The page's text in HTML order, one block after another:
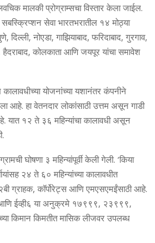
मालकी प्रोग्राम्सचा विस्तार केला जाईल.
सबस्क्रिप्शन सेवा भारतभरातील १४ मोठ्या
नोएडा, गाझियाबाद, फरिदाबाद, गुरगाव,
कोलकाता आणि जयपूर यांचा समावेश
कालावधीच्या योजनांच्या यशानंतर कंपनीने
आहे. हा वेतनदार लोकांसाठी उत्तम असून गाडी
यात १२ ते ३६ महिन्यांचा कालावधी असून
घोषणा ३ महिन्यांपूर्वी केली गेली. ‘किया
२४ ते ६० महिन्यांच्या कालावधीत
ग्राहक, कॉर्पोरेट्स आणि एमएसएमईंसाठी आहे.
ईव्ही६ या अनुक्रमे १७९९९, २३९९९,
किमान किमतीत मासिक लीजवर उपलब्ध